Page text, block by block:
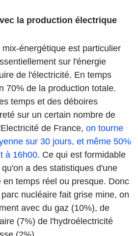
la production électrique
énergétique est particulier
sur l'énergie
de l'électricité. En temps
70% de la production totale.
temps et des déboires
sur un certain nombre de
de France, on tourne
sur 30 jours, et même 50%
à 16h00. Ce qui est formidable
a des statistiques d'une
en temps réel ou presque. Donc
nucléaire fait grise mine, on
avec du gaz (10%), de
(7%) de l'hydroélectricité